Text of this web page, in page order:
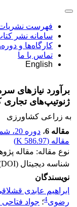
فهرست
سامانه نشر
کارگاه‌ها و
تماس با ما
English
برآورد نیازهای
ژنوتیپ‌های
به زراعی کشاورزی
مقاله 6
، دوره 20، شماره 1
مقاله (586.97 K
)
نوع مقاله: مقاله
شناسه دیجیتال (DOI):
نویسندگان
ابراهیم عابدی
رضوی4؛ جواد